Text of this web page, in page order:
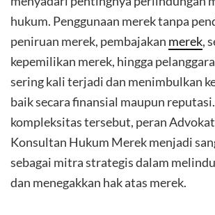
hukum. Penggunaan merek tanpa
peniruan merek, pembajakan merek,
kepemilikan merek, hingga
sering kali terjadi dan menimbulkan
baik secara finansial maupun
kompleksitas tersebut, peran
Konsultan Hukum Merek menjadi
sebagai mitra strategis dalam
dan menegakkan hak atas merek.